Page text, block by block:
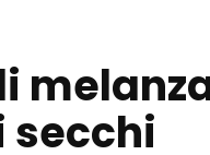
secchi